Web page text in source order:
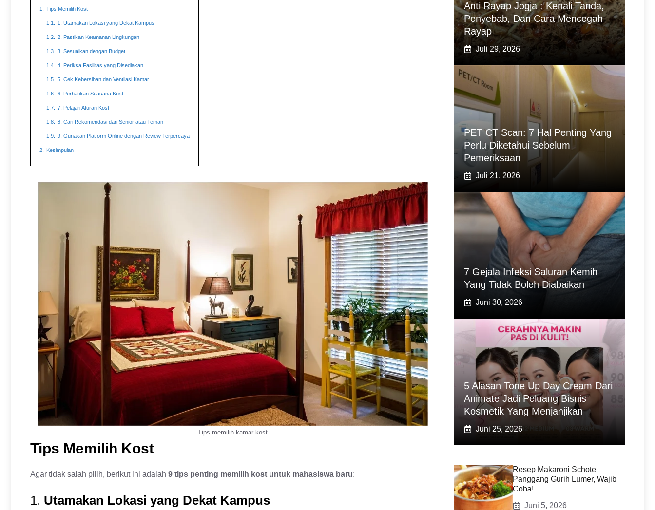
1. Tips Memilih Kost
1.1. 1. Utamakan Lokasi yang Dekat Kampus
1.2. 2. Pastikan Keamanan Lingkungan
1.3. 3. Sesuaikan dengan Budget
1.4. 4. Periksa Fasilitas yang Disediakan
1.5. 5. Cek Kebersihan dan Ventilasi Kamar
1.6. 6. Perhatikan Suasana Kost
1.7. 7. Pelajari Aturan Kost
1.8. 8. Cari Rekomendasi dari Senior atau Teman
1.9. 9. Gunakan Platform Online dengan Review Terpercaya
2. Kesimpulan
Tips memilih kamar kost
Tips Memilih Kost
Agar tidak salah pilih, berikut ini adalah 9 tips penting memilih kost untuk mahasiswa baru:
1. Utamakan Lokasi yang Dekat Kampus
Anti Rayap Jogja : Kenali Tanda,
Penyebab, Dan Cara Mencegah
Rayap
Juli 29, 2026
PET CT Scan: 7 Hal Penting Yang
Perlu Diketahui Sebelum
Pemeriksaan
Juli 21, 2026
7 Gejala Infeksi Saluran Kemih
Yang Tidak Boleh Diabaikan
Juni 30, 2026
5 Alasan Tone Up Day Cream Dari
Animate Jadi Peluang Bisnis
Kosmetik Yang Menjanjikan
Juni 25, 2026
Resep Makaroni Schotel
Panggang Gurih Lumer, Wajib
Coba!
Juni 5, 2026